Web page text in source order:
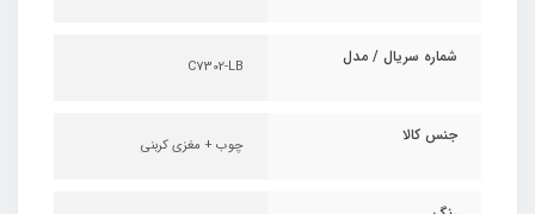
شماره سریال / مدل C7302-LB
جنس کالا چوب + مغزی کربنی